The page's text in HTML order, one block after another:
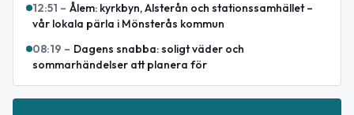
12:51 – Ålem: kyrkbyn, Alsterån och stationssamhället –
vår lokala pärla i Mönsterås kommun
08:19 – Dagens snabba: soligt väder och
sommarhändelser att planera för